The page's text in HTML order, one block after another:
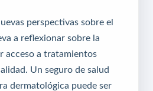
perspectivas sobre el
a reflexionar sobre la
acceso a tratamientos
Un seguro de salud
dermatológica puede ser